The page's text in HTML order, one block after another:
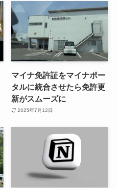
マイナ免許証をマイナポー
タルに統合させたら免許更
新がスムーズに
2025年7月12日